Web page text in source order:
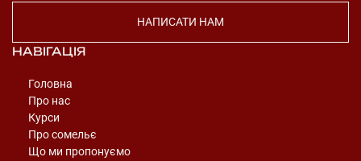
НАПИСАТИ НАМ
НАВІГАЦІЯ
Головна
Про нас
Курси
Про сомельє
Що ми пропонуємо